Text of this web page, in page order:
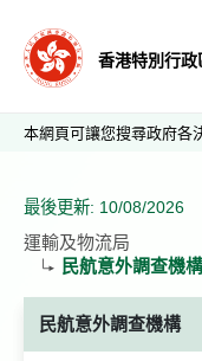
香港特別行
本網頁可讓您搜尋政府各
最後更新: 10/08/2026
運輸及物流局
民航意外調查機構
民航意外調查機構